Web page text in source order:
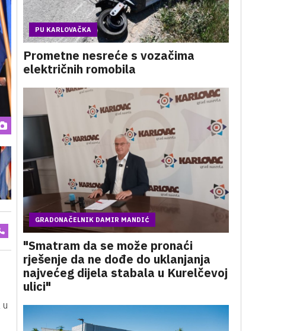
u
PU KARLOVAČKA
Prometne nesreće s vozačima
električnih romobila
GRADONAČELNIK DAMIR MANDIĆ
"Smatram da se može pronaći
rješenje da ne dođe do uklanjanja
najvećeg dijela stabala u Kurelčevoj
ulici"